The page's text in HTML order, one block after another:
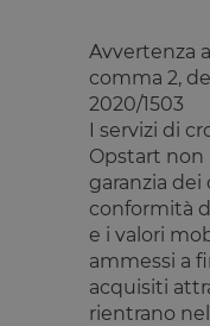
Avvertenza
comma 2,
2020/1503
I servizi di
Opstart non
garanzia
conformità
e i valori
ammessi a
acquisiti
rientrano